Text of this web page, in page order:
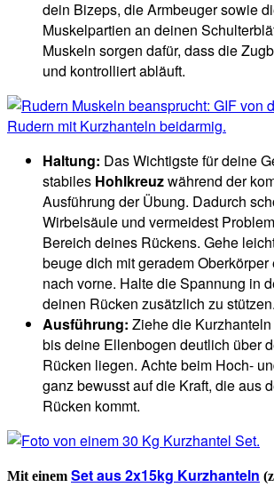
dein Bizeps, die Armbeuger sowie
Muskelpartien an deinen
Muskeln sorgen dafür, dass die
und kontrolliert abläuft.
Haltung: Das Wichtigste für deine
stabiles Hohlkreuzwährend der
Ausführung der Übung. Dadurch
Wirbelsäule und vermeidest
Bereich deines Rückens. Gehe
beuge dich mit geradem Oberkörper
nach vorne. Halte die Spannung in
deinen Rücken zusätzlich zu stützen.
Ausführung: Ziehe die
bis deine Ellenbogen deutlich über
Rücken liegen. Achte beim Hoch-
ganz bewusst auf die Kraft, die aus
Rücken kommt.
Mit einem Set aus 2x15kg Kurzhanteln